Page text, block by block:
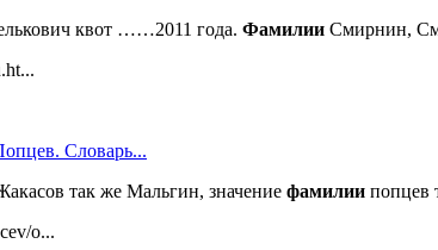
квот ……2011 года. Фамилии Смирнин,
Словарь...
так же Мальгин, значение фамилии попцев
o...